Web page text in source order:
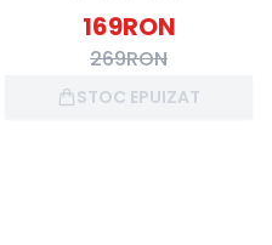
169RON
269RON
STOC EPUIZAT